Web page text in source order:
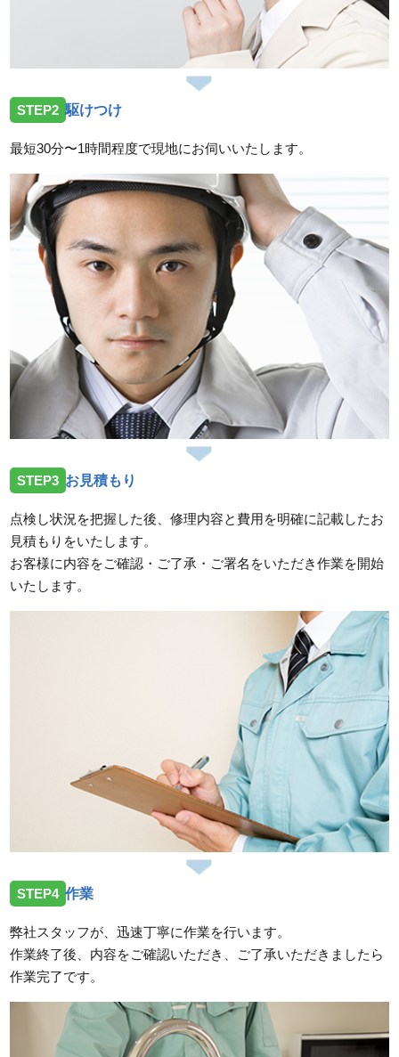
三重県亀山市小川町へ台所蛇口故障の依頼を受けお伺
三重県鈴鹿市加佐登へトイレの水漏れ修理依頼を受け
お伺いしました。
2026/07/14
三重県津市一身田上津部田へ台所蛇口の修理依頼を受
けお伺いしました。
スタッフの修理報告や事例の一覧はこちら
STEP2 駆けつけ
最短30分〜1時間程度で現地にお伺いいたします。
STEP3 お見積もり
点検し状況を把握した後、修理内容と費用を明確に記載したお
見積もりをいたします。
お客様に内容をご確認・ご了承・ご署名をいただき作業を開始
いたします。
STEP4 作業
弊社スタッフが、迅速丁寧に作業を行います。
作業終了後、内容をご確認いただき、ご了承いただきましたら
作業完了です。